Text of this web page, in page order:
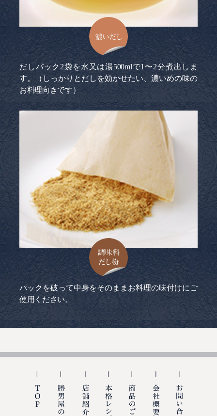
だしパック2袋を水又は湯500mlで1〜2分煮出しま
す。（しっかりとだしを効かせたい、濃いめの味の
お料理向きです）
パックを破って中身をそのままお料理の味付けにご
使用ください。
勝男屋の出汁
店舗紹介 本格レシピ商品のご購入
会社概要